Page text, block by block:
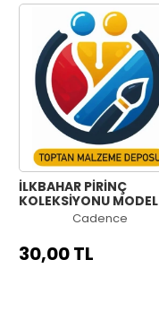
İLKBAHAR PİRİNÇ
KOLEKSİYONU MODEL
Cadence
30,00 TL